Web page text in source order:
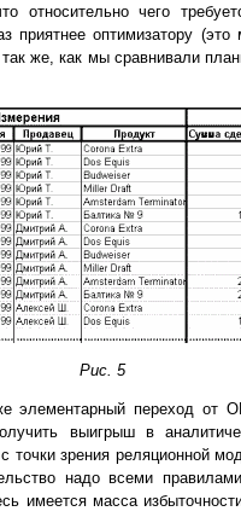
относительно чего
приятнее оптимизатору (это
же, как мы сравнивали
Рис. 5
элементарный переход от
выигрыш в
точки зрения реляционной
надо всеми
имеется масса